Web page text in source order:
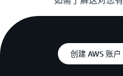
创建 AWS 账户